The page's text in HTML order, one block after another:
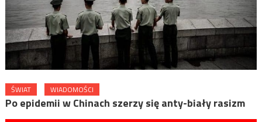
ŚWIAT WIADOMOŚCI
Po epidemii w Chinach szerzy się anty-biały rasizm